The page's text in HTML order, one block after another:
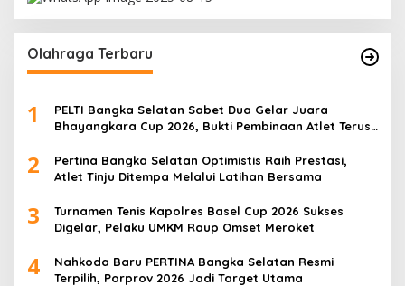
Olahraga Terbaru
1
PELTI Bangka Selatan Sabet Dua Gelar Juara
Bhayangkara Cup 2026, Bukti Pembinaan Atlet Terus
2
Pertina Bangka Selatan Optimistis Raih Prestasi,
Atlet Tinju Ditempa Melalui Latihan Bersama
3
Turnamen Tenis Kapolres Basel Cup 2026 Sukses
Digelar, Pelaku UMKM Raup Omset Meroket
4
Nahkoda Baru PERTINA Bangka Selatan Resmi
Terpilih, Porprov 2026 Jadi Target Utama